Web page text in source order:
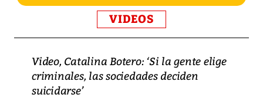
VIDEOS
Video, Catalina Botero: ‘Si la gente elige
criminales, las sociedades deciden
suicidarse’